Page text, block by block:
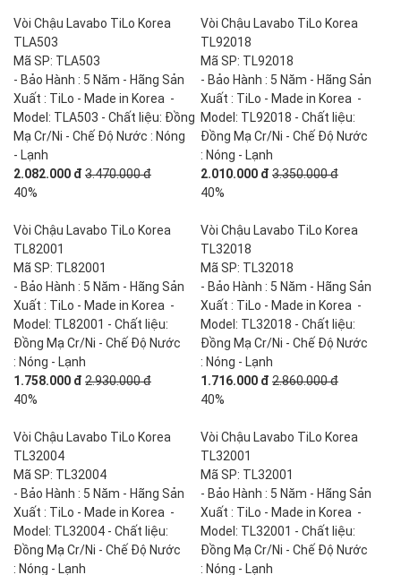
Vòi Chậu Lavabo TiLo Korea
TLA503
Mã SP: TLA503
- Bảo Hành : 5 Năm - Hãng Sản
Xuất : TiLo - Made in Korea -
Model: TLA503 - Chất liệu: Đồng
Mạ Cr/Ni - Chế Độ Nước : Nóng
- Lạnh
2.082.000 đ 3.470.000 đ
40%
Vòi Chậu Lavabo TiLo Korea
TL92018
Mã SP: TL92018
- Bảo Hành : 5 Năm - Hãng Sản
Xuất : TiLo - Made in Korea -
Model: TL92018 - Chất liệu:
Đồng Mạ Cr/Ni - Chế Độ Nước
: Nóng - Lạnh
2.010.000 đ 3.350.000 đ
40%
Vòi Chậu Lavabo TiLo Korea
TL82001
Mã SP: TL82001
- Bảo Hành : 5 Năm - Hãng Sản
Xuất : TiLo - Made in Korea -
Model: TL82001 - Chất liệu:
Đồng Mạ Cr/Ni - Chế Độ Nước
: Nóng - Lạnh
1.758.000 đ 2.930.000 đ
40%
Vòi Chậu Lavabo TiLo Korea
TL32018
Mã SP: TL32018
- Bảo Hành : 5 Năm - Hãng Sản
Xuất : TiLo - Made in Korea -
Model: TL32018 - Chất liệu:
Đồng Mạ Cr/Ni - Chế Độ Nước
: Nóng - Lạnh
1.716.000 đ 2.860.000 đ
40%
Vòi Chậu Lavabo TiLo Korea
TL32004
Mã SP: TL32004
- Bảo Hành : 5 Năm - Hãng Sản
Xuất : TiLo - Made in Korea -
Model: TL32004 - Chất liệu:
Đồng Mạ Cr/Ni - Chế Độ Nước
: Nóng - Lạnh
Vòi Chậu Lavabo TiLo Korea
TL32001
Mã SP: TL32001
- Bảo Hành : 5 Năm - Hãng Sản
Xuất : TiLo - Made in Korea -
Model: TL32001 - Chất liệu:
Đồng Mạ Cr/Ni - Chế Độ Nước
: Nóng - Lạnh